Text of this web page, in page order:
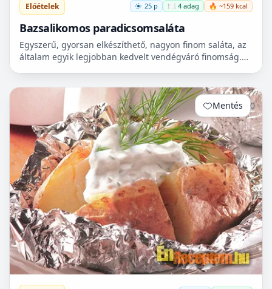
Előételek 25 p 🍽️ 4 adag 🔥 ~159 kcal
Bazsalikomos paradicsomsaláta
Egyszerű, gyorsan elkészíthető, nagyon finom saláta, az
általam egyik legjobban kedvelt vendégváró finomság.
Mentés 0